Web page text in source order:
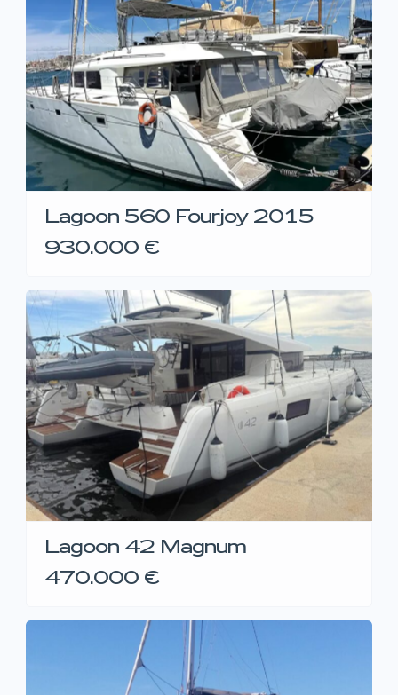
Lagoon 560 Fourjoy 2015
930.000 €
Lagoon 42 Magnum
470.000 €